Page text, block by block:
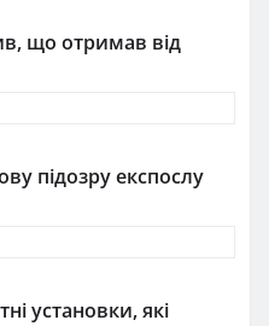
що отримав від
підозру експослу
установки, які